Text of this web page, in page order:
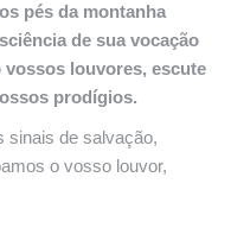
pés da montanha
de sua vocação
vossos louvores, escute
prodígios.
sinais de salvação,
o vosso louvor,